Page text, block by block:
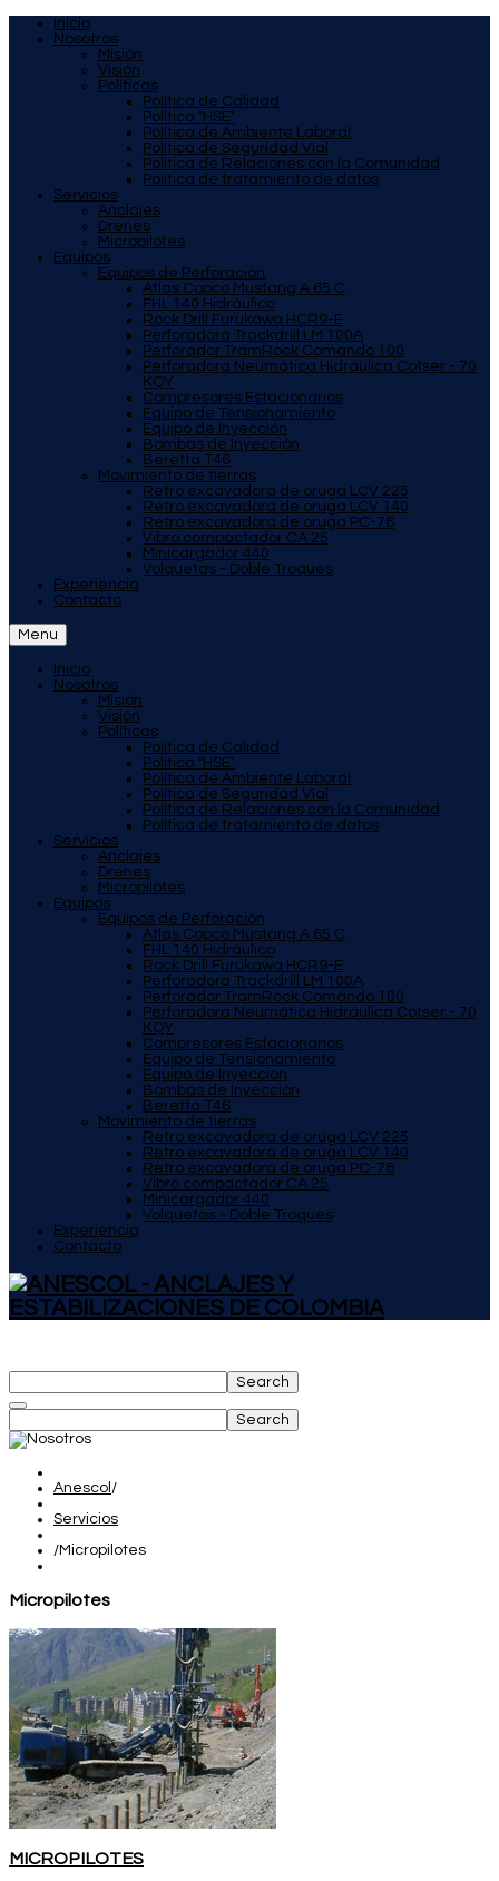
Inicio
Nosotros
Misión
Visión
Políticas
Política de Calidad
Política "HSE"
Política de Ambiente Laboral
Política de Seguridad Víal
Política de Relaciones con la Comunidad
Política de tratamiento de datos
Servicios
Anclajes
Drenes
Micropilotes
Equipos
Equipos de Perforación
Atlas Copco Mustang A 65 C
FHL 140 Hidráulico
Rock Drill Furukawa HCR9-E
Perforadora Trackdrill LM 100A
Perforador TramRock Comando 100
Perforadora Neumática Hidráulica Cotser - 70
KQY
Compresores Estacionarios
Equipo de Tensionamiento
Equipo de Inyección
Bombas de Inyección
Beretta T46
Movimiento de tierras
Retro excavadora de oruga LCV 225
Retro excavadora de oruga LCV 140
Retro excavadora de oruga PC-78
Vibro compactador CA 25
Minicargador 440
Volquetas - Doble Troques
Experiencia
Contacto
Menu
Inicio
Nosotros
Misión
Visión
Políticas
Política de Calidad
Política "HSE"
Política de Ambiente Laboral
Política de Seguridad Víal
Política de Relaciones con la Comunidad
Política de tratamiento de datos
Servicios
Anclajes
Drenes
Micropilotes
Equipos
Equipos de Perforación
Atlas Copco Mustang A 65 C
FHL 140 Hidráulico
Rock Drill Furukawa HCR9-E
Perforadora Trackdrill LM 100A
Perforador TramRock Comando 100
Perforadora Neumática Hidráulica Cotser - 70
KQY
Compresores Estacionarios
Equipo de Tensionamiento
Equipo de Inyección
Bombas de Inyección
Beretta T46
Movimiento de tierras
Retro excavadora de oruga LCV 225
Retro excavadora de oruga LCV 140
Retro excavadora de oruga PC-78
Vibro compactador CA 25
Minicargador 440
Volquetas - Doble Troques
Experiencia
Contacto
Search
Search
Anescol /
Servicios
/Micropilotes
Micropilotes
MICROPILOTES